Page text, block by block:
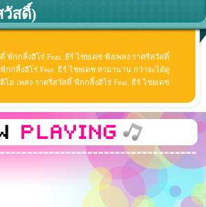
สดิ์)
ฟักกลิ้งฮีโร่ Feat. ธีร์ ไชยเดช ฟังเพลง ราตรีสวัสดิ์
กกลิ้งฮีโร่ Feat. ธีร์ ไชยเดช หามานาน กว่าจะได้ดู
อ เพลง ราตรีสวัสดิ์ ฟักกลิ้งฮีโร่ Feat. ธีร์ ไชยเดช